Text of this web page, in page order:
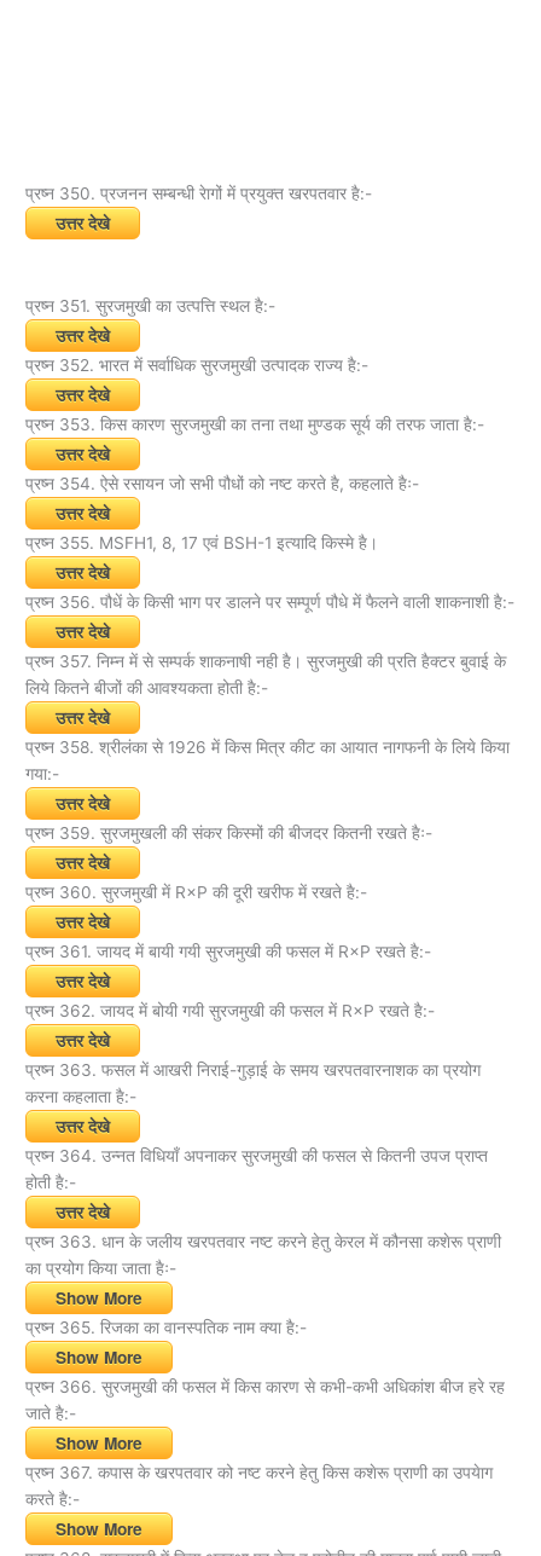
प्रष्न 350. प्रजनन सम्बन्धी रेागों में प्रयुक्त खरपतवार है:-
उत्तर देखे
प्रष्न 351. सुरजमुखी का उत्पत्ति स्थल है:-
उत्तर देखे
प्रष्न 352. भारत में सर्वाधिक सुरजमुखी उत्पादक राज्य है:-
उत्तर देखे
प्रष्न 353. किस कारण सुरजमुखी का तना तथा मुण्डक सूर्य की तरफ जाता है:-
उत्तर देखे
प्रष्न 354. ऐसे रसायन जो सभी पौधों को नष्ट करते है, कहलाते हैः-
उत्तर देखे
प्रष्न 355. MSFH1, 8, 17 एवं BSH-1 इत्यादि किस्मे है।
उत्तर देखे
प्रष्न 356. पौधें के किसी भाग पर डालने पर सम्पूर्ण पौधे में फैलने वाली शाकनाशी है:-
उत्तर देखे
प्रष्न 357. निम्न में से सम्पर्क शाकनाषी नही है। सुरजमुखी की प्रति हैक्टर बुवाई के
लिये कितने बीजों की आवश्यकता होती है:-
उत्तर देखे
प्रष्न 358. श्रीलंका से 1926 में किस मित्र कीट का आयात नागफनी के लिये किया
गया:-
उत्तर देखे
प्रष्न 359. सुरजमुखली की संकर किस्मों की बीजदर कितनी रखते हैः-
उत्तर देखे
प्रष्न 360. सुरजमुखी में R×P की दूरी खरीफ में रखते है:-
उत्तर देखे
प्रष्न 361. जायद में बायी गयी सुरजमुखी की फसल में R×P रखते है:-
उत्तर देखे
प्रष्न 362. जायद में बोयी गयी सुरजमुखी की फसल में R×P रखते है:-
उत्तर देखे
प्रष्न 363. फसल में आखरी निराई-गुड़ाई के समय खरपतवारनाशक का प्रयोग
करना कहलाता है:-
उत्तर देखे
प्रष्न 364. उन्नत विधियाँ अपनाकर सुरजमुखी की फसल से कितनी उपज प्राप्त
होती है:-
उत्तर देखे
प्रष्न 363. धान के जलीय खरपतवार नष्ट करने हेतु केरल में कौनसा कशेरू प्राणी
का प्रयोग किया जाता हैः-
Show More
प्रष्न 365. रिजका का वानस्पतिक नाम क्या है:-
Show More
प्रष्न 366. सुरजमुखी की फसल में किस कारण से कभी-कभी अधिकांश बीज हरे रह
जाते है:-
Show More
प्रष्न 367. कपास के खरपतवार को नष्ट करने हेतु किस कशेरू प्राणी का उपयेाग
करते है:-
Show More